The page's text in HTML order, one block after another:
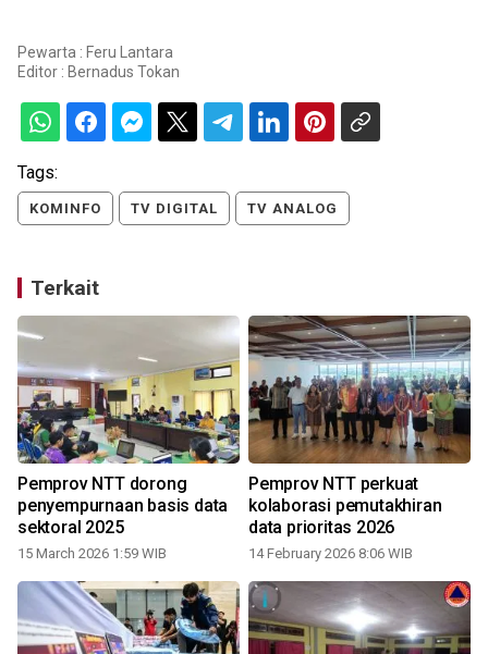
Pewarta : Feru Lantara
Editor : Bernadus Tokan
Tags:
KOMINFO TV DIGITAL TV ANALOG
Terkait
Pemprov NTT dorong
penyempurnaan basis data
sektoral 2025
15 March 2026 1:59 WIB
Pemprov NTT perkuat
kolaborasi pemutakhiran
data prioritas 2026
14 February 2026 8:06 WIB